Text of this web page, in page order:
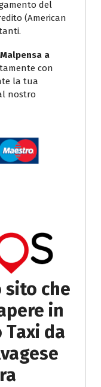
del
(American
a
con
la tua
nostro
sito che
in
da